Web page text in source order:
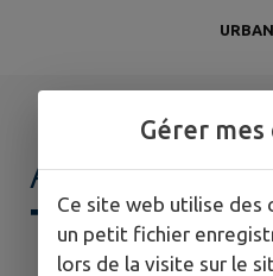
AGENDA DE
Gérer mes
Ce site web utilise des
un petit fichier
lors de la visite sur le